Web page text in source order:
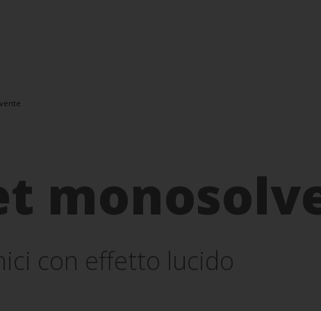
con effetto lucido